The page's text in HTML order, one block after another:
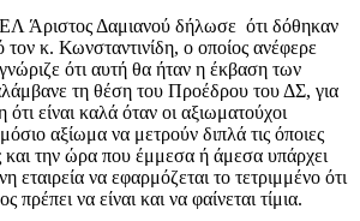
Άριστος Δαμιανού δήλωσε ότι δόθηκαν
τον κ. Κωνσταντινίδη, ο οποίος ανέφερε
ότι αυτή θα ήταν η έκβαση των
τη θέση του Προέδρου του ΔΣ, για
είναι καλά όταν οι αξιωματούχοι
αξίωμα να μετρούν διπλά τις όποιες
και την ώρα που έμμεσα ή άμεσα υπάρχει
εταιρεία να εφαρμόζεται το τετριμμένο ότι
πρέπει να είναι και να φαίνεται τίμια.